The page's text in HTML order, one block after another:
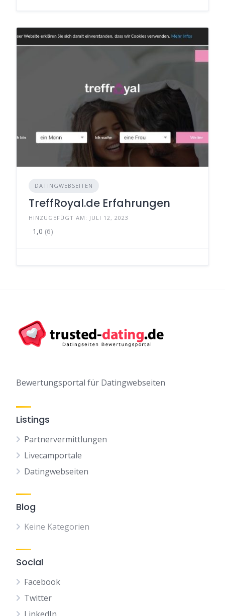
DATINGWEBSEITEN
TreffRoyal.de Erfahrungen
HINZUGEFÜGT AM: JULI 12, 2023
1,0 (6)
Bewertungsportal für Datingwebseiten
Listings
Partnervermittlungen
Livecamportale
Datingwebseiten
Blog
Keine Kategorien
Social
Facebook
Twitter